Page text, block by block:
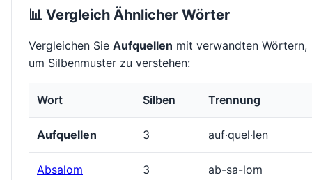
📊 Vergleich Ähnlicher Wörter
Vergleichen Sie Aufquellen mit verwandten Wörtern,
um Silbenmuster zu verstehen:
Wort Silben Trennung
Aufquellen 3 auf·quel·len
Absalom 3 ab-sa-lom